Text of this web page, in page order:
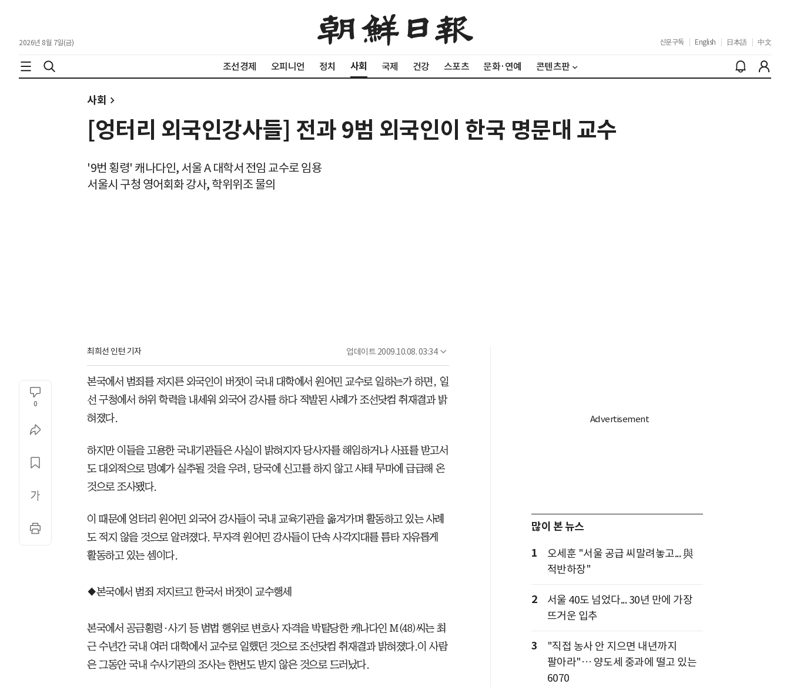
2026년 8월 7일(금) 신문구독 English 日本語 中文
조선경제 오피니언 정치 사회 국제 건강 스포츠 문화·연예 콘텐츠판
사회
[엉터리 외국인강사들] 전과 9범 외국인이 한국 명문대 교수
'9번 횡령' 캐나다인, 서울 A 대학서 전임 교수로 임용
서울시 구청 영어회화 강사, 학위위조 물의
최희선 인턴 기자 업데이트 2009.10.08. 03:34
0
본국에서 범죄를 저지른 외국인이 버젓이 국내 대학에서 원어민 교수로 일하는가 하면, 일
선 구청에서 허위 학력을 내세워 외국어 강사를 하다 적발된 사례가 조선닷컴 취재결과 밝
혀졌다.
하지만 이들을 고용한 국내기관들은 사실이 밝혀지자 당사자를 해임하거나 사표를 받고서
도 대외적으로 명예가 실추될 것을 우려, 당국에 신고를 하지 않고 사태 무마에 급급해 온
것으로 조사됐다.
이 때문에 엉터리 원어민 외국어 강사들이 국내 교육기관을 옮겨가며 활동하고 있는 사례
도 적지 않을 것으로 알려졌다. 무자격 원어민 강사들이 단속 사각지대를 틈타 자유롭게
활동하고 있는 셈이다.
◆본국에서 범죄 저지르고 한국서 버젓이 교수행세
본국에서 공금횡령·사기 등 범법 행위로 변호사 자격을 박탈당한 캐나다인 M(48)씨는 최
근 수년간 국내 여러 대학에서 교수로 일했던 것으로 조선닷컴 취재결과 밝혀졌다.이 사람
은 그동안 국내 수사기관의 조사는 한번도 받지 않은 것으로 드러났다.
많이 본 뉴스
1
오세훈 "서울 공급 씨말려놓고... 與
적반하장"
2
서울 40도 넘었다... 30년 만에 가장
뜨거운 입추
3
"직접 농사 안 지으면 내년까지
팔아라"… 양도세 중과에 떨고 있는
6070